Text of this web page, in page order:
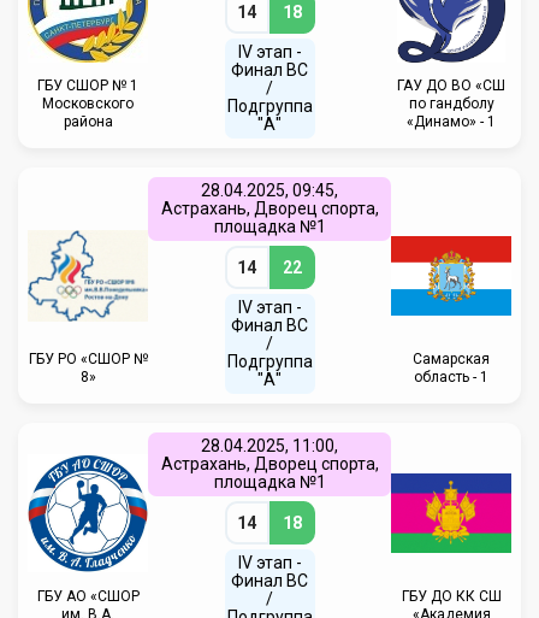
ГБУ СШОР № 1
Московского
района
14 18
IV этап -
Финал ВС
/
Подгруппа
"А"
ГАУ ДО ВО «СШ
по гандболу
«Динамо» - 1
ГБУ РО «СШОР №
8»
28.04.2025, 09:45,
Астрахань, Дворец спорта,
площадка №1
14 22
IV этап -
Финал ВС
/
Подгруппа
"А"
Самарская
область - 1
ГБУ АО «СШОР
им. В.А.
28.04.2025, 11:00,
Астрахань, Дворец спорта,
площадка №1
14 18
IV этап -
Финал ВС
/
ГБУ ДО КК СШ
«Академия